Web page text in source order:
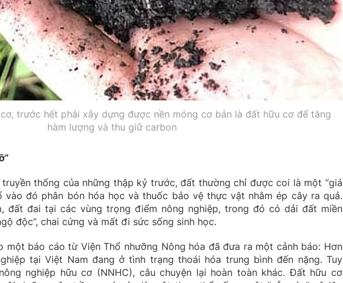
trước hết phải xây dựng được nền móng cơ bản là đất hữu cơ để tăng
hàm lượng và thu giữ carbon
thống của những thập kỷ trước, đất thường chỉ được coi là một “giá
vào đó phân bón hóa học và thuốc bảo vệ thực vật nhằm ép cây ra quả.
đất đai tại các vùng trọng điểm nông nghiệp, trong đó có dải đất miền
độc”, chai cứng và mất đi sức sống sinh học.
một báo cáo từ Viện Thổ nhưỡng Nông hóa đã đưa ra một cảnh báo: Hơn
tại Việt Nam đang ở tình trạng thoái hóa trung bình đến nặng. Tuy
nghiệp hữu cơ (NNHC), câu chuyện lại hoàn toàn khác. Đất hữu cơ